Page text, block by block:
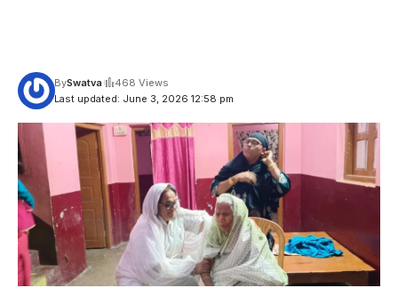
Last updated: June 3, 2026 12:58 pm
BySwatva 468 Views